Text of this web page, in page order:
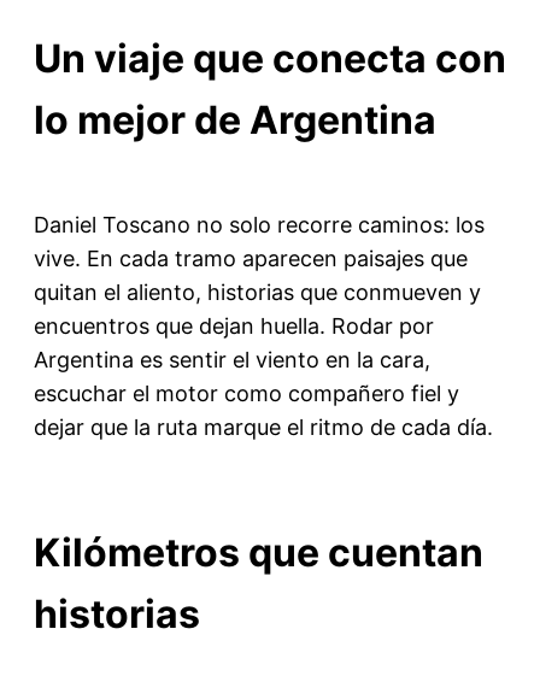
Un viaje que conecta con
lo mejor de Argentina
Daniel Toscano no solo recorre caminos: los
vive. En cada tramo aparecen paisajes que
quitan el aliento, historias que conmueven y
encuentros que dejan huella. Rodar por
Argentina es sentir el viento en la cara,
escuchar el motor como compañero fiel y
dejar que la ruta marque el ritmo de cada día.
Kilómetros que cuentan
historias